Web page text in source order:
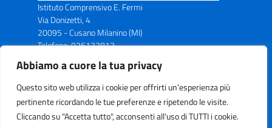
Abbiamo a cuore la tua privacy
Questo sito web utilizza i cookie per offrirti un’esperienza più
pertinente ricordando le tue preferenze e ripetendo le visite.
Cliccando su "Accetta tutto", acconsenti all'uso di TUTTI i cookie.
Istituto Comprensivo E. Fermi
Via Donizetti, 4
20095 - Cusano Milanino (MI)
Telefono: 026132812
PEC: miic8ax00n@pec.istruzione.it
Codice Meccanografico: MIIC8AX00N
Codice Fiscale: C.F. 83043750153